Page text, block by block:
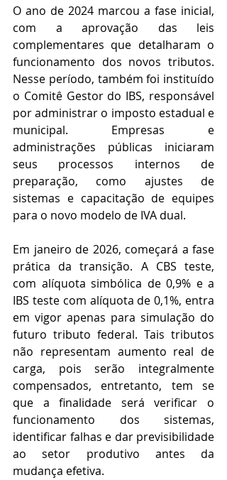
O ano de 2024 marcou a fase inicial,
com a aprovação das leis
complementares que detalharam o
funcionamento dos novos tributos.
Nesse período, também foi instituído
o Comitê Gestor do IBS, responsável
por administrar o imposto estadual e
municipal. Empresas e
administrações públicas iniciaram
seus processos internos de
preparação, como ajustes de
sistemas e capacitação de equipes
para o novo modelo de IVA dual.
Em janeiro de 2026, começará a fase
prática da transição. A CBS teste,
com alíquota simbólica de 0,9% e a
IBS teste com alíquota de 0,1%, entra
em vigor apenas para simulação do
futuro tributo federal. Tais tributos
não representam aumento real de
carga, pois serão integralmente
compensados, entretanto, tem se
que a finalidade será verificar o
funcionamento dos sistemas,
identificar falhas e dar previsibilidade
ao setor produtivo antes da
mudança efetiva.